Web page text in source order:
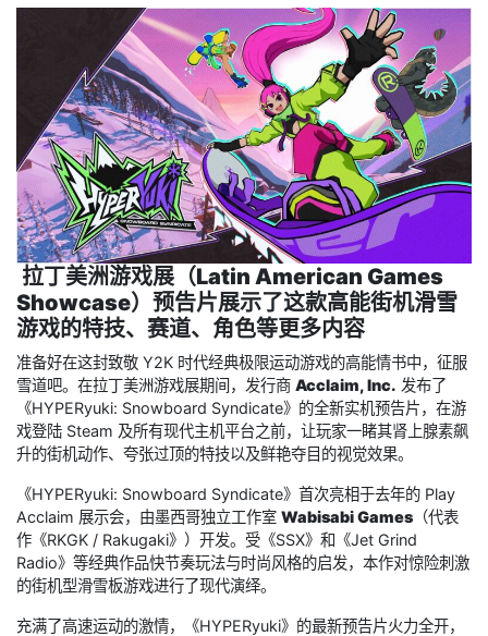
拉丁美洲游戏展（Latin American Games
Showcase）预告片展示了这款高能街机滑雪
游戏的特技、赛道、角色等更多内容
准备好在这封致敬 Y2K 时代经典极限运动游戏的高能情书中，征服
雪道吧。在拉丁美洲游戏展期间，发行商 Acclaim, Inc. 发布了
《HYPERyuki: Snowboard Syndicate》的全新实机预告片，在游
戏登陆 Steam 及所有现代主机平台之前，让玩家一睹其肾上腺素飙
升的街机动作、夸张过顶的特技以及鲜艳夺目的视觉效果。
《HYPERyuki: Snowboard Syndicate》首次亮相于去年的 Play
Acclaim 展示会，由墨西哥独立工作室 Wabisabi Games （代表
作《RKGK / Rakugaki》）开发。受《SSX》和《Jet Grind
Radio》等经典作品快节奏玩法与时尚风格的启发，本作对惊险刺激
的街机型滑雪板游戏进行了现代演绎。
充满了高速运动的激情，《HYPERyuki》的最新预告片火力全开，